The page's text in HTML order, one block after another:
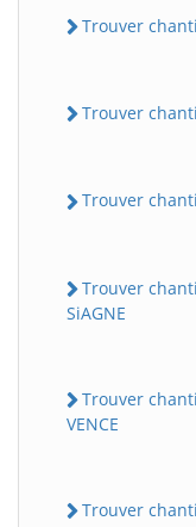
Trouver
Trouver
Trouver
Trouver
SiAGNE
Trouver
VENCE
Trouver